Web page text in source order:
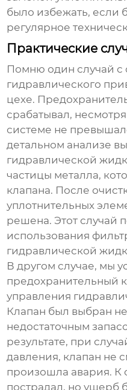
было избежать, если
регулярное
Практические
Помню один случай с
гидравлического
цехе.
срабатывал,
системе не
детальном анализе
гидравлической
частицы металла,
клапана. После
уплотнительных
решена. Этот случай
использования
гидравлической
В другом случае, мы
предохранительный
управления
Клапан был выбран
недостаточным
результате, при
давления, клапан не
произошла авария. К
пострадал, но ущерб